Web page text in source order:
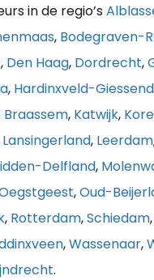
in de regio’s
, Bodegraven-
, Den Haag, Dordrecht,
, Hardinxveld-
Braassem, Katwijk,
Lansingerland, Leerdam
Delfland,
,Oud-
, Rotterdam,Schiedam,
,Wassenaar,
.